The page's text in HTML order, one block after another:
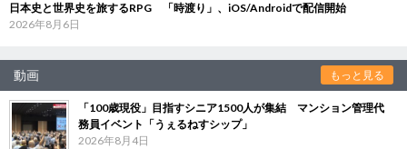
日本史と世界史を旅するRPG 「時渡り」、iOS/Androidで配信開始
2026年8月6日
動画 もっと見る
「100歳現役」目指すシニア1500人が集結 マンション管理代
務員イベント「うぇるねすシップ」
2026年8月4日